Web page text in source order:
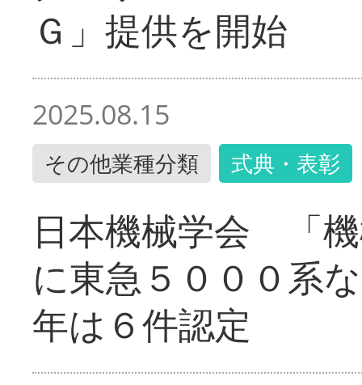
Ｇ」提供を開始
2025.08.15
その他業種分類 式典・表彰
日本機械学会 「
に東急５０００系
年は６件認定